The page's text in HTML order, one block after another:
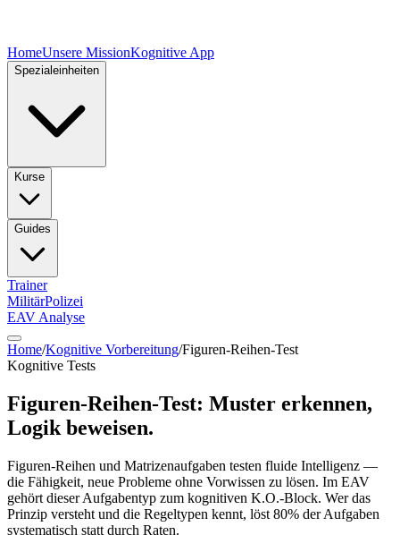
HomeUnsere MissionKognitive App
Spezialeinheiten
Kurse
Guides
Trainer
MilitärPolizei
EAV Analyse
Home/Kognitive Vorbereitung/Figuren-Reihen-Test
Kognitive Tests
Figuren-Reihen-Test: Muster erkennen,
Logik beweisen.
Figuren-Reihen und Matrizenaufgaben testen fluide Intelligenz —
die Fähigkeit, neue Probleme ohne Vorwissen zu lösen. Im EAV
gehört dieser Aufgabentyp zum kognitiven K.O.-Block. Wer das
Prinzip versteht und die Regeltypen kennt, löst 80% der Aufgaben
systematisch statt durch Raten.